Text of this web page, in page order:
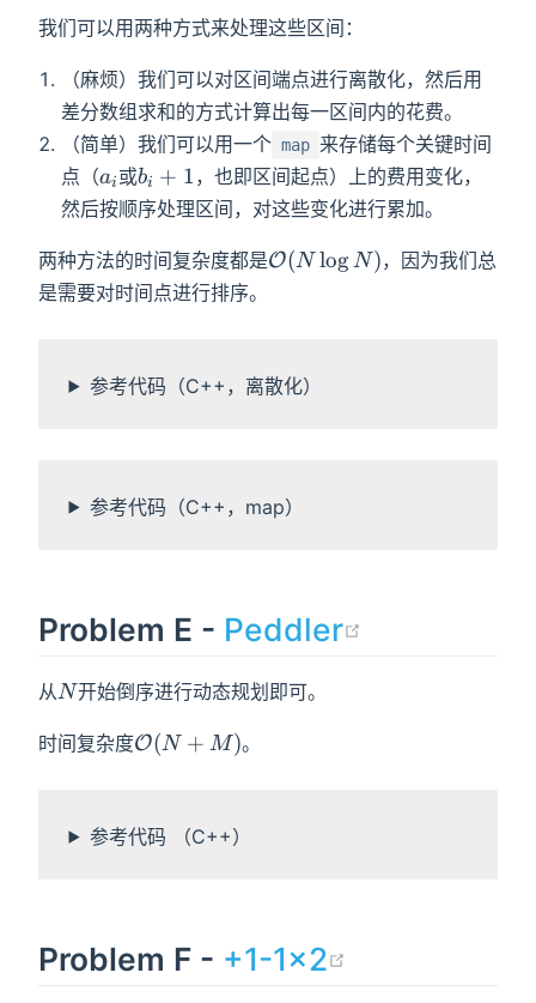
我们可以用两种方式来处理这些区间：
（麻烦）我们可以对区间端点进行离散化，然后用
差分数组求和的方式计算出每一区间内的花费。
（简单）我们可以用一个 map 来存储每个关键时间
点（a_i
ai 或b_i+1
bi + 1 ，也即区间起点）上的费用变化，
然后按顺序处理区间，对这些变化进行累加。
两种方法的时间复杂度都是\mathcal{O}
O(N logN)，因为我们总
是需要对时间点进行排序。
参考代码（C++，离散化）
参考代码（C++，map）
Problem E - Peddler
从 N
N开始倒序进行动态规划即可。
时间复杂度\mathcal{O}
O(N + M)。
参考代码 （C++）
Problem F - +1-1x2